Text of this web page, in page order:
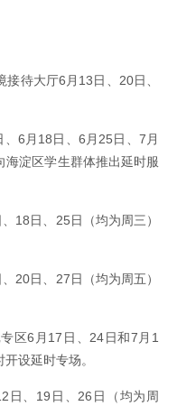
待大厅6月13日、20日、
6月18日、6月25日、7月
淀区学生群体推出延时服
18日、25日（均为周三）
20日、27日（均为周五）
区6月17日、24日和7月1
设延时专场。
日、19日、26日（均为周